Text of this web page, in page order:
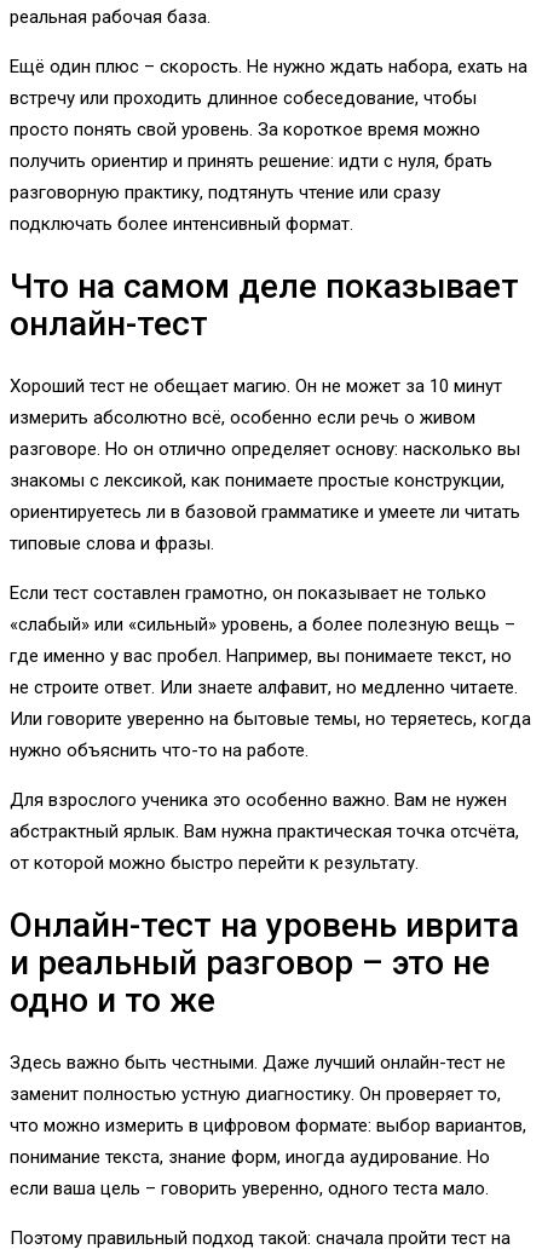
реальная рабочая база.
Ещё один плюс – скорость. Не нужно ждать набора, ехать на
встречу или проходить длинное собеседование, чтобы
просто понять свой уровень. За короткое время можно
получить ориентир и принять решение: идти с нуля, брать
разговорную практику, подтянуть чтение или сразу
подключать более интенсивный формат.
Что на самом деле показывает
онлайн-тест
Хороший тест не обещает магию. Он не может за 10 минут
измерить абсолютно всё, особенно если речь о живом
разговоре. Но он отлично определяет основу: насколько вы
знакомы с лексикой, как понимаете простые конструкции,
ориентируетесь ли в базовой грамматике и умеете ли читать
типовые слова и фразы.
Если тест составлен грамотно, он показывает не только
«слабый» или «сильный» уровень, а более полезную вещь –
где именно у вас пробел. Например, вы понимаете текст, но
не строите ответ. Или знаете алфавит, но медленно читаете.
Или говорите уверенно на бытовые темы, но теряетесь, когда
нужно объяснить что-то на работе.
Для взрослого ученика это особенно важно. Вам не нужен
абстрактный ярлык. Вам нужна практическая точка отсчёта,
от которой можно быстро перейти к результату.
Онлайн-тест на уровень иврита
и реальный разговор – это не
одно и то же
Здесь важно быть честными. Даже лучший онлайн-тест не
заменит полностью устную диагностику. Он проверяет то,
что можно измерить в цифровом формате: выбор вариантов,
понимание текста, знание форм, иногда аудирование. Но
если ваша цель – говорить уверенно, одного теста мало.
Поэтому правильный подход такой: сначала пройти тест на